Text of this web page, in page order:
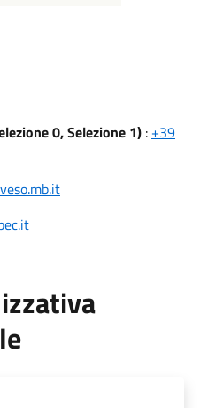
0, Selezione 1) : +39